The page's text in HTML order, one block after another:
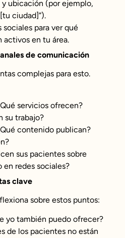
ubicación (por ejemplo,
ciudad]”).
sociales para ver qué
activos en tu área.
de comunicación
complejas para esto.
servicios ofrecen?
su trabajo?
contenido publican?
sus pacientes sobre
en redes sociales?
clave
sobre estos puntos:
yo también puedo ofrecer?
de los pacientes no están